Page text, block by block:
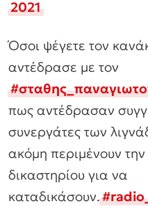
2021
Όσοι ψέγετε τον
αντέδρασε με τον
πως αντέδρασαν
συνεργάτες των
ακόμη περιμένουν
δικαστηρίου για να
καταδικάσουν.